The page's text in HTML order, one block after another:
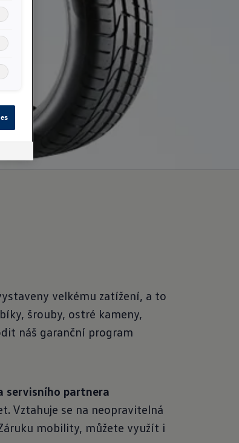
velkému zatížení, a to
šrouby, ostré kameny,
náš garanční program
servisního partnera
Vztahuje se na neopravitelná
mobility, můžete využít i